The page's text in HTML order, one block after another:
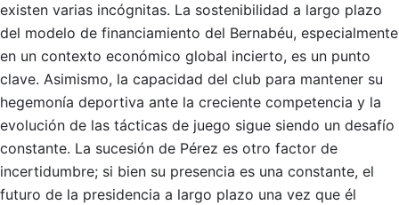
existen varias incógnitas. La sostenibilidad a largo plazo
del modelo de financiamiento del Bernabéu, especialmente
en un contexto económico global incierto, es un punto
clave. Asimismo, la capacidad del club para mantener su
hegemonía deportiva ante la creciente competencia y la
evolución de las tácticas de juego sigue siendo un desafío
constante. La sucesión de Pérez es otro factor de
incertidumbre; si bien su presencia es una constante, el
futuro de la presidencia a largo plazo una vez que él